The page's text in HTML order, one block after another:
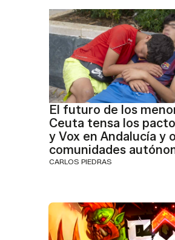
El futuro de los
Ceuta tensa los
y Vox en Andalucía y
comunidades
CARLOS PIEDRAS